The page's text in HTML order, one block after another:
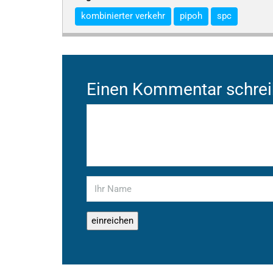
kombinierter verkehr pipoh spc
Einen Kommentar